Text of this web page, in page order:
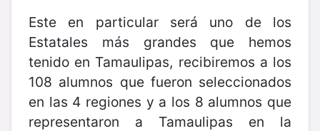
Este en particular será uno de los
Estatales más grandes que hemos
tenido en Tamaulipas, recibiremos a los
108 alumnos que fueron seleccionados
en las 4 regiones y a los 8 alumnos que
representaron a Tamaulipas en la